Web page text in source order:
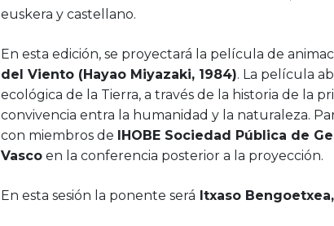
euskera y castellano.
En esta edición, se proyectará la película de
del Viento (Hayao Miyazaki, 1984). La película
ecológica de la Tierra, a través de la historia de la
convivencia entra la humanidad y la naturaleza.
con miembros de IHOBE Sociedad Pública de
Vascoen la conferencia posterior a la proyección.
En esta sesión la ponente será Itxaso Bengoetxea,